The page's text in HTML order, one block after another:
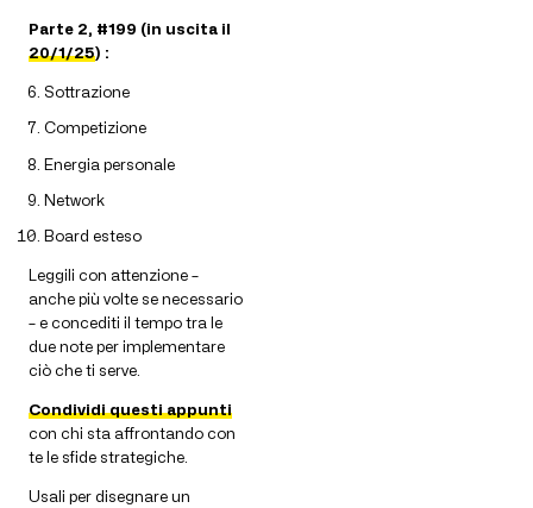
Parte 2, #199 (in uscita il
20/1/25) :
Sottrazione
Competizione
Energia personale
Network
Board esteso
Leggili con attenzione –
anche più volte se necessario
– e concediti il tempo tra le
due note per implementare
ciò che ti serve.
Condividi questi appunti
con chi sta affrontando con
te le sfide strategiche.
Usali per disegnare un